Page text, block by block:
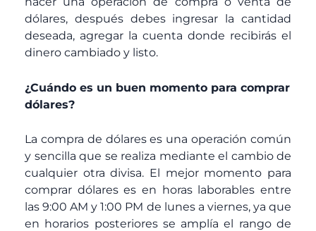
dólares, después debes ingresar la cantidad
deseada, agregar la cuenta donde recibirás el
dinero cambiado y listo.
¿Cuándo es un buen momento para comprar
dólares?
La compra de dólares es una operación común
y sencilla que se realiza mediante el cambio de
cualquier otra divisa. El mejor momento para
comprar dólares es en horas laborables entre
las 9:00 AM y 1:00 PM de lunes a viernes, ya que
en horarios posteriores se amplía el rango de